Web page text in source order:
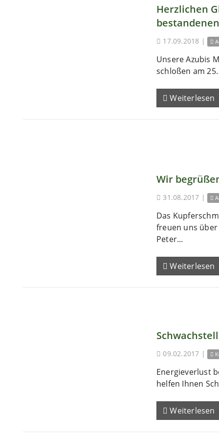
Herzlichen
17.09.2018 |
Unsere Azubis
schloßen am
Weiterlesen
Wir
31.08.2017 |
Das
freuen uns
Peter...
Weiterlesen
09.02.2017 |
Energieverlust
helfen Ihnen
Weiterlesen